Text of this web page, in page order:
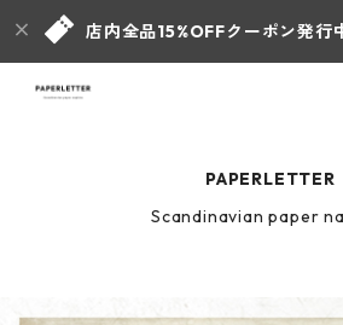
店内全品15%OFFクーポン発行
PAPERLETTER
Scandinavian paper